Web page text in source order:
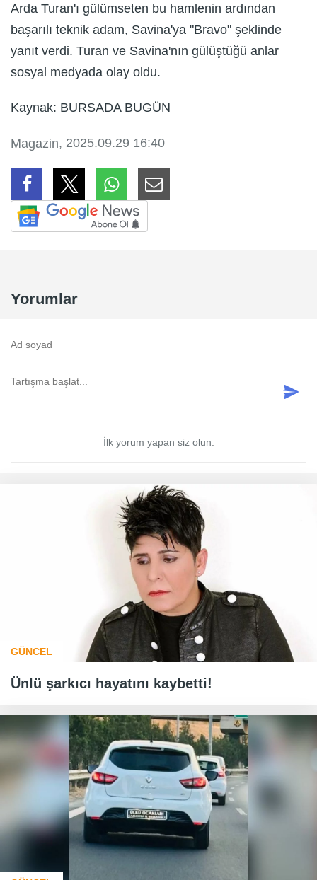
Arda Turan'ı gülümseten bu hamlenin ardından
başarılı teknik adam, Savina'ya "Bravo" şeklinde
yanıt verdi. Turan ve Savina'nın gülüştüğü anlar
sosyal medyada olay oldu.
Kaynak: BURSADA BUGÜN
Magazin, 2025.09.29 16:40
Yorumlar
İlk yorum yapan siz olun.
GÜNCEL
Ünlü şarkıcı hayatını kaybetti!